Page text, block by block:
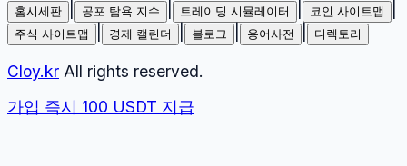
홈시세판 공포 탐욕 지수 트레이딩 시뮬레이터 코인 사이트맵
주식 사이트맵 경제 캘린더 블로그 용어사전 디렉토리
Cloy.kr All rights reserved.
가입 즉시 100 USDT 지급